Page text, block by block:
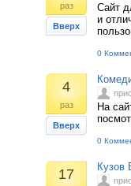
раз
Вверх
Сайт
и
0
4
раз
Вверх
На
0
17 Кузов